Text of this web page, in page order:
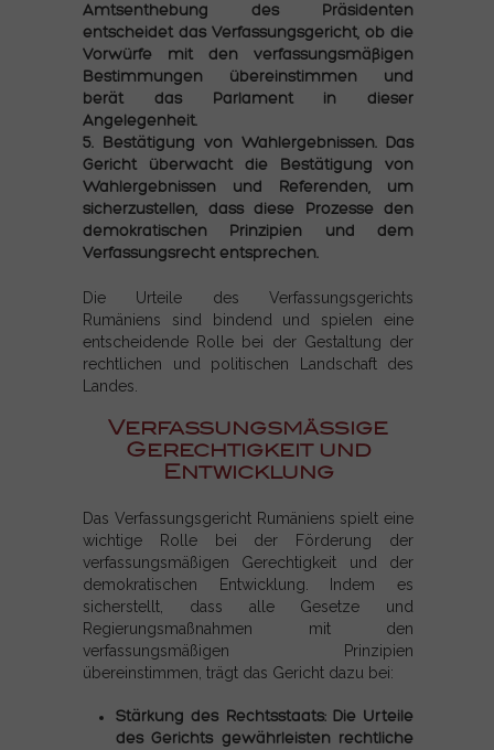
Amtsenthebung des Präsidenten
entscheidet das Verfassungsgericht, ob die
Vorwürfe mit den verfassungsmäßigen
Bestimmungen übereinstimmen und
berät das Parlament in dieser
Angelegenheit.
5. Bestätigung von Wahlergebnissen. Das
Gericht überwacht die Bestätigung von
Wahlergebnissen und Referenden, um
sicherzustellen, dass diese Prozesse den
demokratischen Prinzipien und dem
Verfassungsrecht entsprechen.
Die Urteile des Verfassungsgerichts
Rumäniens sind bindend und spielen eine
entscheidende Rolle bei der Gestaltung der
rechtlichen und politischen Landschaft des
Landes.
Verfassungsmäßige
Gerechtigkeit und
Entwicklung
Das Verfassungsgericht Rumäniens spielt eine
wichtige Rolle bei der Förderung der
verfassungsmäßigen Gerechtigkeit und der
demokratischen Entwicklung. Indem es
sicherstellt, dass alle Gesetze und
Regierungsmaßnahmen mit den
verfassungsmäßigen Prinzipien
übereinstimmen, trägt das Gericht dazu bei:
Stärkung des Rechtsstaats: Die Urteile
des Gerichts gewährleisten rechtliche